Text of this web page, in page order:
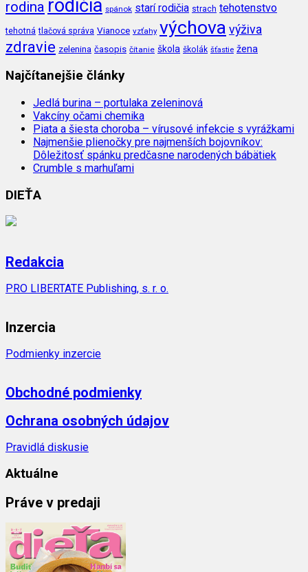
rodina rodičia spánok starí rodičia strach tehotenstvo
tehotná tlačová správa Vianoce vzťahy výchova výživa
zdravie zelenina časopis čítanie škola školák šťastie žena
Najčítanejšie články
Jedlá burina – portulaka zeleninová
Vakcíny očami chemika
Piata a šiesta choroba – vírusové infekcie s vyrážkami
Najmenšie plienočky pre najmenších bojovníkov:
Dôležitosť spánku predčasne narodených bábätiek
Crumble s marhuľami
DIEŤA
Redakcia
PRO LIBERTATE Publishing, s. r. o.
Inzercia
Podmienky inzercie
Obchodné podmienky
Ochrana osobných údajov
Pravidlá diskusie
Aktuálne
Práve v predaji